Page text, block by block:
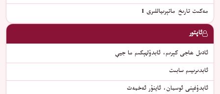
مەكىت تارىخ ماتېرىياللىرى 1
ئاپتور
ئادىل ھاجى كېرىم، ئابدۇلھېكىم ما جيې
ئابدىرىيىم سابىت
ئابدۇغېنى ئوسمان، ئاينۇر ئەخمەت